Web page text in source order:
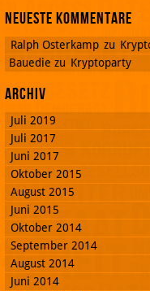
Neueste Kommentare
Ralph Osterkamp zu
Bauedie zu Kryptoparty
Archiv
Juli 2019
Juli 2017
Juni 2017
Oktober 2015
August 2015
Juni 2015
Oktober 2014
September 2014
August 2014
Juni 2014